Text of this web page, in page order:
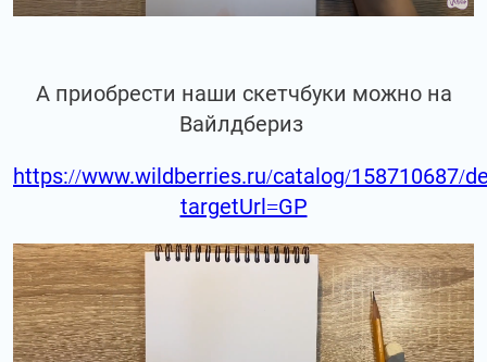
А приобрести наши скетчбуки можно на
Вайлдбериз
https://www.wildberries.ru/catalog/158710687/
targetUrl=GP